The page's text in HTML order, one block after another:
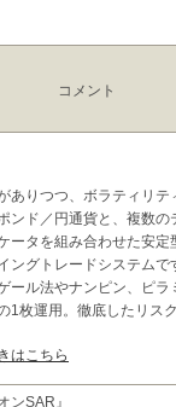
コメント
ありつつ、ボラティリテ
ンド／円通貨と、複数の
ータを組み合わせた安定
ングトレードシステムで
ール法やナンピン、ピラ
1枚運用。徹底したリス
はこちら
ンSAR』